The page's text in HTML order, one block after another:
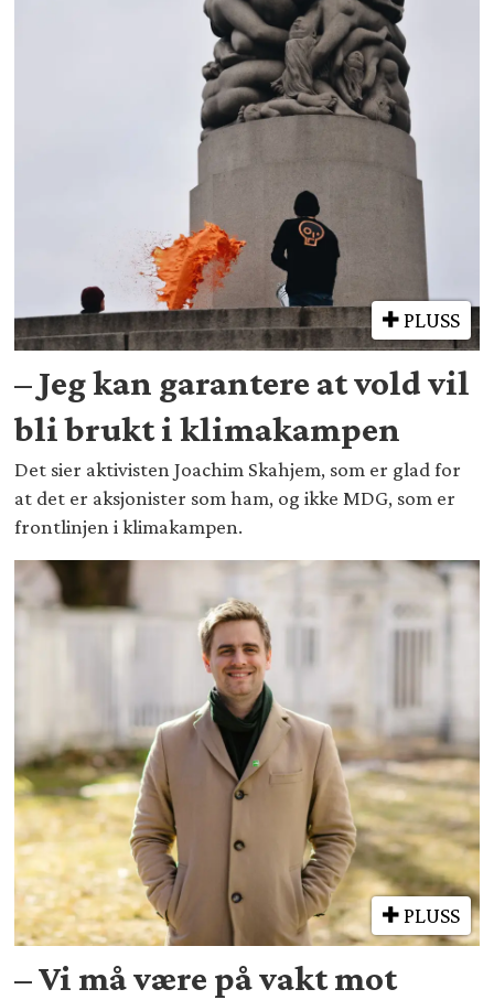
PLUSS
– Jeg kan garantere at vold vil
bli brukt i klimakampen
Det sier aktivisten Joachim Skahjem, som er glad for
at det er aksjonister som ham, og ikke MDG, som er
frontlinjen i klimakampen.
PLUSS
– Vi må være på vakt mot